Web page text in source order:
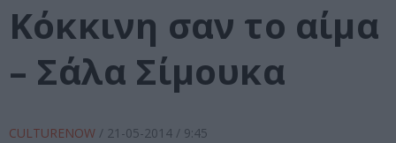
Κόκκινη σαν το αίμα
– Σάλα Σίμουκα
CULTURENOW / 21-05-2014 / 9:45